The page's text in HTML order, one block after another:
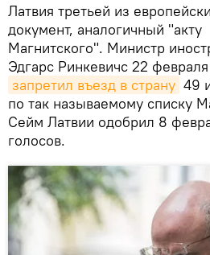
Латвия третьей из
документ, аналогичный "акту
Магнитского". Министр
Эдгарс Ринкевичс 22
запретил въезд в страну 49
по так называемому списку
Сейм Латвии одобрил 8
голосов.